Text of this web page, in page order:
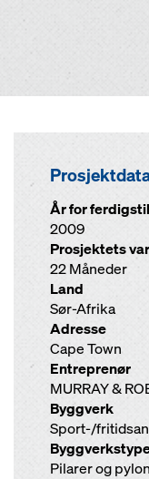
År for
2009
Prosjektets
22 Måneder
Land
Sør-Afrika
Adresse
Cape Town
Entreprenør
MURRAY &
Byggverk
Sport-/
Pilarer og